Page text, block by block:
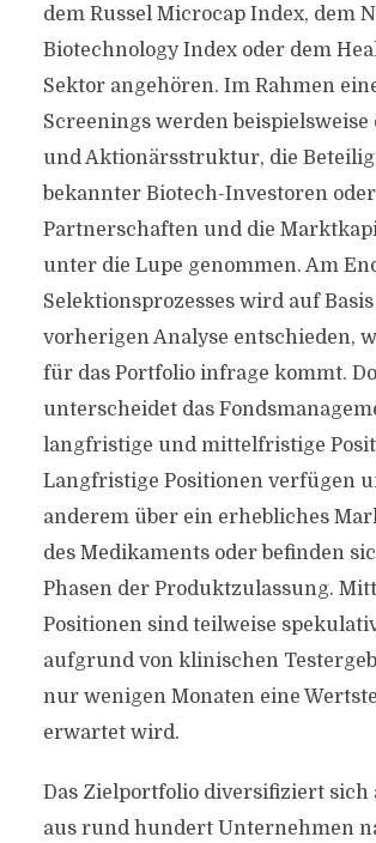
dem Russel Microcap Index, dem
Biotechnology Index oder dem
Sektor angehören. Im Rahmen
Screenings werden beispielsweise
und Aktionärsstruktur, die
bekannter Biotech-Investoren oder
Partnerschaften und die
unter die Lupe genommen. Am
Selektionsprozesses wird auf
vorherigen Analyse entschieden,
für das Portfolio infrage kommt.
unterscheidet das
langfristige und mittelfristige
Langfristige Positionen verfügen
anderem über ein erhebliches
des Medikaments oder befinden
Phasen der Produktzulassung.
Positionen sind teilweise
aufgrund von klinischen
nur wenigen Monaten eine
erwartet wird.
Das Zielportfolio diversifiziert sich
aus rund hundert Unternehmen